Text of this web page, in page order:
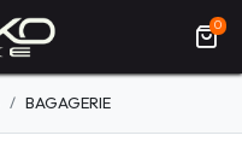
0
BAGAGERIE